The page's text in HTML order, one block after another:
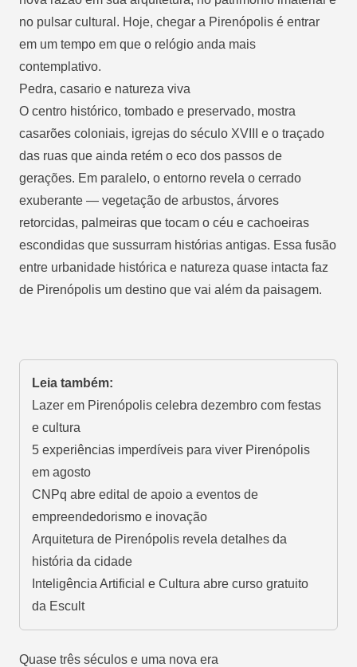
no pulsar cultural. Hoje, chegar a Pirenópolis é entrar
em um tempo em que o relógio anda mais
contemplativo.
Pedra, casario e natureza viva
O centro histórico, tombado e preservado, mostra
casarões coloniais, igrejas do século XVIII e o traçado
das ruas que ainda retém o eco dos passos de
gerações. Em paralelo, o entorno revela o cerrado
exuberante — vegetação de arbustos, árvores
retorcidas, palmeiras que tocam o céu e cachoeiras
escondidas que sussurram histórias antigas. Essa fusão
entre urbanidade histórica e natureza quase intacta faz
de Pirenópolis um destino que vai além da paisagem.
Leia também:
Lazer em Pirenópolis celebra dezembro com festas
e cultura
5 experiências imperdíveis para viver Pirenópolis
em agosto
CNPq abre edital de apoio a eventos de
empreendedorismo e inovação
Arquitetura de Pirenópolis revela detalhes da
história da cidade
Inteligência Artificial e Cultura abre curso gratuito
da Escult
Quase três séculos e uma nova era